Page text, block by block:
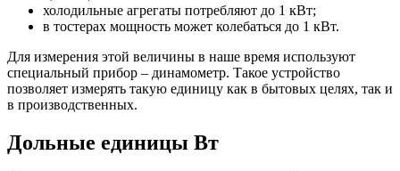
холодильные агрегаты потребляют до 1 кВт;
в тостерах мощность может колебаться до 1 кВт.
Для измерения этой величины в наше время используют
специальный прибор – динамометр. Такое устройство
позволяет измерять такую единицу как в бытовых целях, так и
в производственных.
Дольные единицы Вт